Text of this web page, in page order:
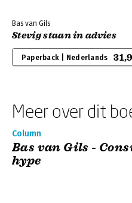
Bas van Gils
Stevig staan in advies
Paperback | Nederlands
Meer over dit
Column
Bas van Gils -
hype